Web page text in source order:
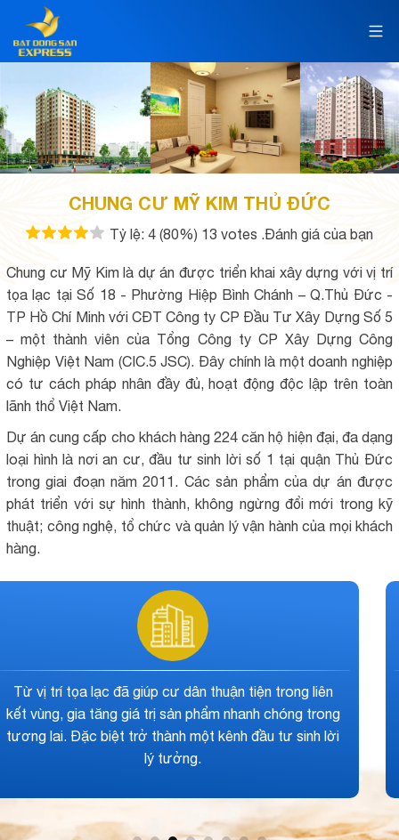
CHUNG CƯ MỸ KIM THỦ ĐỨC
Tỷ lệ: 4 (80%) 13 votes .Đánh giá của bạn
Chung cư Mỹ Kim là dự án được triển khai xây dựng với vị trí
tọa lạc tại Số 18 - Phường Hiệp Bình Chánh – Q.Thủ Đức -
TP Hồ Chí Minh với CĐT Công ty CP Đầu Tư Xây Dựng Số 5
– một thành viên của Tổng Công ty CP Xây Dựng Công
Nghiệp Việt Nam (CIC.5 JSC). Đây chính là một doanh nghiệp
có tư cách pháp nhân đầy đủ, hoạt động độc lập trên toàn
lãnh thổ Việt Nam.
Dự án cung cấp cho khách hàng 224 căn hộ hiện đại, đa dạng
loại hình là nơi an cư, đầu tư sinh lời số 1 tại quận Thủ Đức
trong giai đoạn năm 2011. Các sản phẩm của dự án được
phát triển với sự hình thành, không ngừng đổi mới trong kỹ
thuật; công nghệ, tổ chức và quản lý vận hành của mọi khách
hàng.
trường số lượng căn hộ
dạng loại hình sản phẩm,
không có nhiều cơ hội
Các căn hộ có thiết kế
mang lại không gian sống
có cuộc sống tiện nghi,